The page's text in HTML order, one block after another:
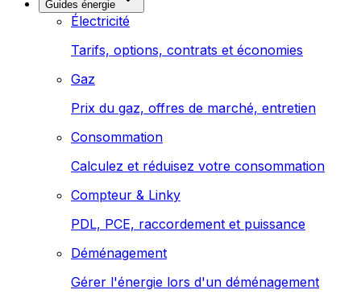
Guides énergie
Électricité
Tarifs, options, contrats et économies
Gaz
Prix du gaz, offres de marché, entretien
Consommation
Calculez et réduisez votre consommation
Compteur & Linky
PDL, PCE, raccordement et puissance
Déménagement
Gérer l'énergie lors d'un déménagement